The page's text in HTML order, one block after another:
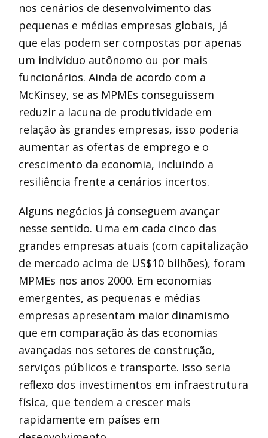
nos cenários de desenvolvimento das
pequenas e médias empresas globais, já
que elas podem ser compostas por apenas
um indivíduo autônomo ou por mais
funcionários. Ainda de acordo com a
McKinsey, se as MPMEs conseguissem
reduzir a lacuna de produtividade em
relação às grandes empresas, isso poderia
aumentar as ofertas de emprego e o
crescimento da economia, incluindo a
resiliência frente a cenários incertos.
Alguns negócios já conseguem avançar
nesse sentido. Uma em cada cinco das
grandes empresas atuais (com capitalização
de mercado acima de US$10 bilhões), foram
MPMEs nos anos 2000. Em economias
emergentes, as pequenas e médias
empresas apresentam maior dinamismo
que em comparação às das economias
avançadas nos setores de construção,
serviços públicos e transporte. Isso seria
reflexo dos investimentos em infraestrutura
física, que tendem a crescer mais
rapidamente em países em